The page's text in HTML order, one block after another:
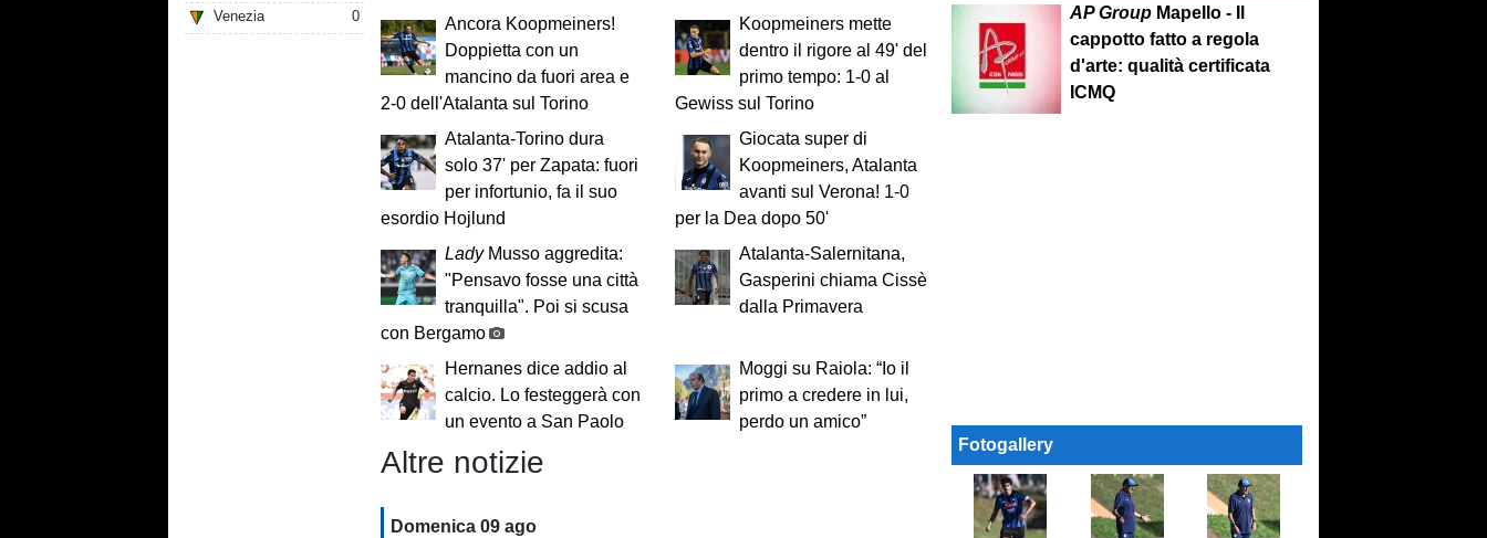
Venezia
0
Ancora Koopmeiners!
Doppietta con un
mancino da fuori area e
2-0 dell'Atalanta sul Torino
Koopmeiners mette
dentro il rigore al 49' del
primo tempo: 1-0 al
Gewiss sul Torino
Atalanta-Torino dura
solo 37' per Zapata: fuori
per infortunio, fa il suo
esordio Hojlund
Giocata super di
Koopmeiners, Atalanta
avanti sul Verona! 1-0
per la Dea dopo 50'
LadyMusso aggredita:
"Pensavo fosse una città
tranquilla". Poi si scusa
con Bergamo
Atalanta-Salernitana,
Gasperini chiama Cissè
dalla Primavera
Hernanes dice addio al
calcio. Lo festeggerà con
un evento a San Paolo
Moggi su Raiola: “Io il
primo a credere in lui,
perdo un amico”
Altre notizie
Domenica 09 ago
AP Group Mapello - Il
cappotto fatto a regola
d'arte: qualità certificata
ICMQ
Fotogallery